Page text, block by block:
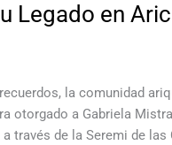
Legado en
la comunidad
otorgado a Gabriela
través de la Seremi de